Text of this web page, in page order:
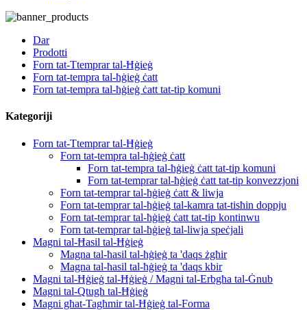
Dar
Prodotti
Forn tat-Ttemprar tal-Ħġieġ
Forn tat-tempra tal-ħġieġ ċatt
Forn tat-tempra tal-ħġieġ ċatt tat-tip komuni
Kategoriji
Forn tat-Ttemprar tal-Ħġieġ
Forn tat-tempra tal-ħġieġ ċatt
Forn tat-tempra tal-ħġieġ ċatt tat-tip komuni
Forn tat-temprar tal-ħġieġ ċatt tat-tip konvezzjoni
Forn tat-temprar tal-ħġieġ ċatt & liwja
Forn tat-temprar tal-ħġieġ tal-kamra tat-tisħin doppju
Forn tat-temprar tal-ħġieġ ċatt tat-tip kontinwu
Forn tat-temprar tal-ħġieġ tal-liwja speċjali
Magni tal-Ħasil ​​tal-Ħġieġ
Magna tal-ħasil tal-ħġieġ ta 'daqs żgħir
Magna tal-ħasil tal-ħġieġ ta 'daqs kbir
Magni tal-Ħġieġ tal-Ħġieġ / Magni tal-Erbgħa tal-Ġnub
Magni tal-Qtugħ tal-Ħġieġ
Magni għat-Tagħmir tal-Ħġieġ tal-Forma